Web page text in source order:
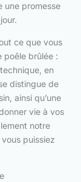
une promesse
ce que vous
poêle brûlée :
en
distingue de
ainsi qu’une
vie à vos
notre
puissiez